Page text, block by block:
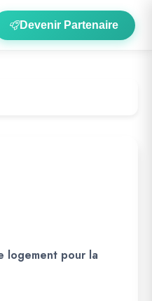
Devenir Partenaire
logement pour la